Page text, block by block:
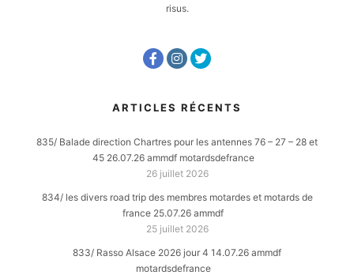
risus.
ARTICLES RÉCENTS
835/ Balade direction Chartres pour les antennes 76 – 27 – 28 et
45 26.07.26 ammdf motardsdefrance
26 juillet 2026
834/ les divers road trip des membres motardes et motards de
france 25.07.26 ammdf
25 juillet 2026
833/ Rasso Alsace 2026 jour 4 14.07.26 ammdf
motardsdefrance